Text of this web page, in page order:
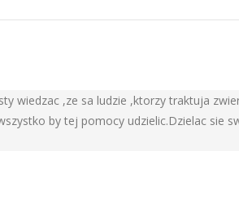
wiedzac ,ze sa ludzie ,ktorzy traktuja
by tej pomocy udzielic.Dzielac sie